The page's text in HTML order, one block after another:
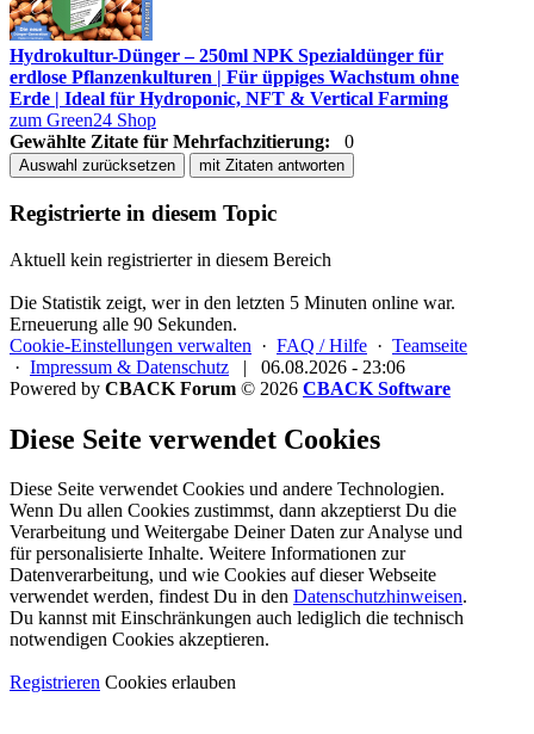
Hydrokultur-Dünger – 250ml NPK Spezialdünger für
erdlose Pflanzenkulturen | Für üppiges Wachstum ohne
Erde | Ideal für Hydroponic, NFT & Vertical Farming
zum Green24 Shop
Gewählte Zitate für Mehrfachzitierung:
0
Auswahl zurücksetzen mit Zitaten antworten
Registrierte in diesem Topic
Aktuell kein registrierter in diesem Bereich
Die Statistik zeigt, wer in den letzten 5 Minuten online war.
Erneuerung alle 90 Sekunden.
Cookie-Einstellungen verwalten · FAQ / Hilfe · Teamseite
· Impressum & Datenschutz |
06.08.2026 - 23:06
Powered by CBACK Forum © 2026 CBACK Software
Diese Seite verwendet Cookies
Diese Seite verwendet Cookies und andere Technologien.
Wenn Du allen Cookies zustimmst, dann akzeptierst Du die
Verarbeitung und Weitergabe Deiner Daten zur Analyse und
für personalisierte Inhalte. Weitere Informationen zur
Datenverarbeitung, und wie Cookies auf dieser Webseite
verwendet werden, findest Du in den Datenschutzhinweisen.
Du kannst mit Einschränkungen auch lediglich die technisch
notwendigen Cookies akzeptieren.
Registrieren Cookies erlauben